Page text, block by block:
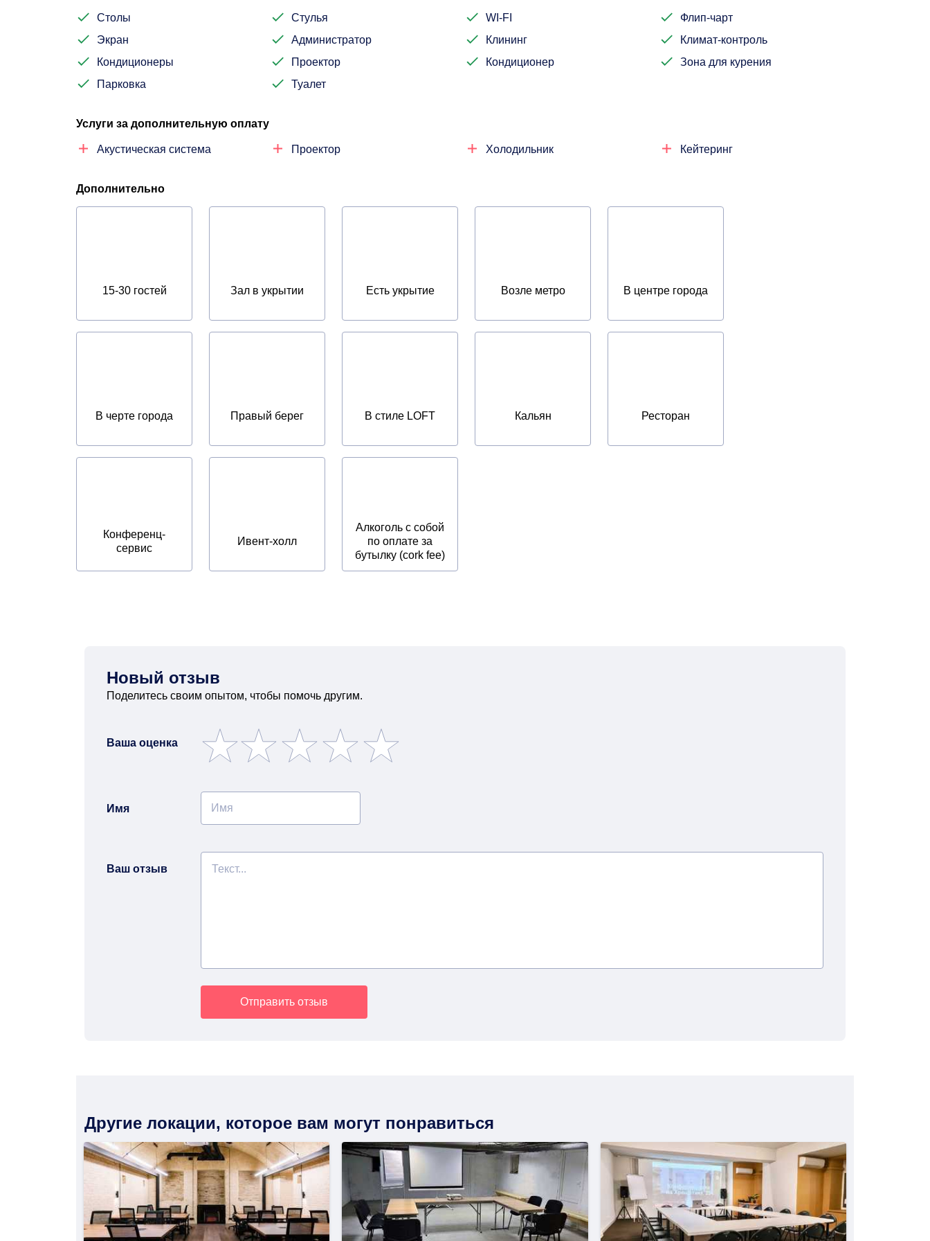
Столы Стулья WI-FI
Флип-чарт
Экран
Администратор Клининг
Климат-контроль
Кондиционеры
Проектор Кондиционер
Зона для курения
Парковка
Туалет
Услуги за дополнительную оплату
Акустическая система Проектор Холодильник Кейтеринг
Дополнительно
15-30 гостей Зал в укрытии Есть укрытие Возле метро В центре города
В черте города Правый берег В стиле LOFT Кальян Ресторан
Конференц-
сервис
Ивент-холл
Алкоголь с собой
по оплате за
бутылку (cork fee)
Новый отзыв
Поделитесь своим опытом, чтобы помочь другим.
Ваша оценка
Имя
Ваш отзыв
Отправить отзыв
Другие локации, которое вам могут понравиться